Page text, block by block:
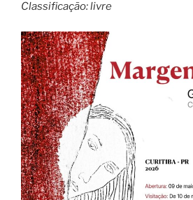
Classificação: livre